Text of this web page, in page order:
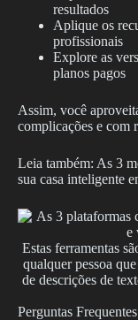
resultados
Aplique os
profissionais
Explore as
planos pagos
Assim, você
complicações e com
Leia também: As 3
sua casa inteligente
Estas ferramentas
qualquer pessoa
de descrições de
Perguntas Frequentes